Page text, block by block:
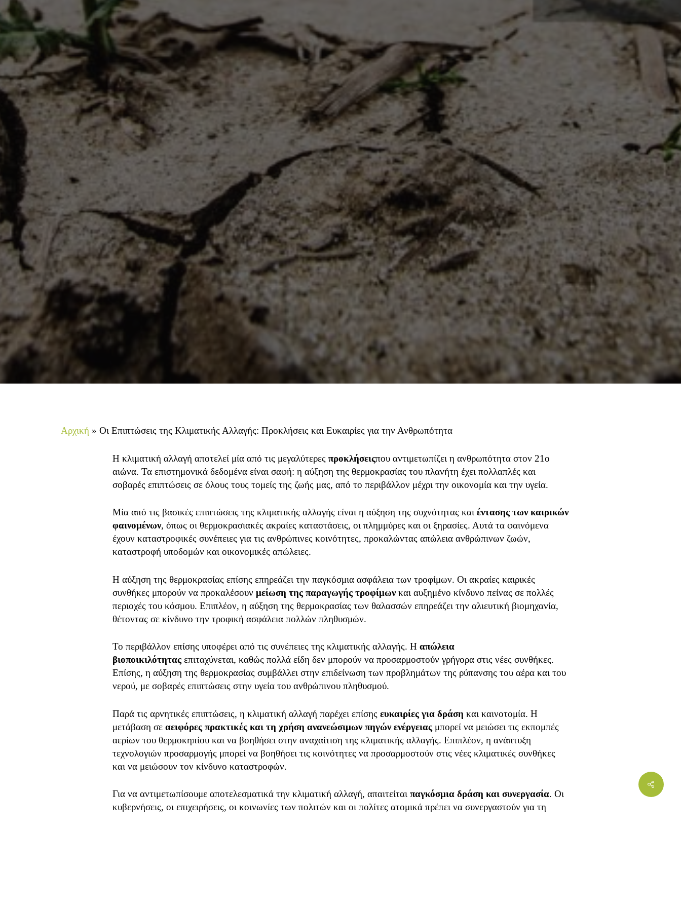
Αρχική » Οι Επιπτώσεις της Κλιματικής Αλλαγής: Προκλήσεις και Ευκαιρίες για την Ανθρωπότητα
Η κλιματική αλλαγή αποτελεί μία από τις μεγαλύτερες προκλήσειςπου αντιμετωπίζει η ανθρωπότητα στον 21ο
αιώνα. Τα επιστημονικά δεδομένα είναι σαφή: η αύξηση της θερμοκρασίας του πλανήτη έχει πολλαπλές και
σοβαρές επιπτώσεις σε όλους τους τομείς της ζωής μας, από το περιβάλλον μέχρι την οικονομία και την υγεία.
Μία από τις βασικές επιπτώσεις της κλιματικής αλλαγής είναι η αύξηση της συχνότητας και έντασης των καιρικών
φαινομένων, όπως οι θερμοκρασιακές ακραίες καταστάσεις, οι πλημμύρες και οι ξηρασίες. Αυτά τα φαινόμενα
έχουν καταστροφικές συνέπειες για τις ανθρώπινες κοινότητες, προκαλώντας απώλεια ανθρώπινων ζωών,
καταστροφή υποδομών και οικονομικές απώλειες.
Η αύξηση της θερμοκρασίας επίσης επηρεάζει την παγκόσμια ασφάλεια των τροφίμων. Οι ακραίες καιρικές
συνθήκες μπορούν να προκαλέσουν μείωση της παραγωγής τροφίμωνκαι αυξημένο κίνδυνο πείνας σε πολλές
περιοχές του κόσμου. Επιπλέον, η αύξηση της θερμοκρασίας των θαλασσών επηρεάζει την αλιευτική βιομηχανία,
θέτοντας σε κίνδυνο την τροφική ασφάλεια πολλών πληθυσμών.
Το περιβάλλον επίσης υποφέρει από τις συνέπειες της κλιματικής αλλαγής. Η απώλεια
βιοποικιλότητας επιταχύνεται, καθώς πολλά είδη δεν μπορούν να προσαρμοστούν γρήγορα στις νέες συνθήκες.
Επίσης, η αύξηση της θερμοκρασίας συμβάλλει στην επιδείνωση των προβλημάτων της ρύπανσης του αέρα και του
νερού, με σοβαρές επιπτώσεις στην υγεία του ανθρώπινου πληθυσμού.
Παρά τις αρνητικές επιπτώσεις, η κλιματική αλλαγή παρέχει επίσης ευκαιρίες για δράση και καινοτομία. Η
μετάβαση σε αειφόρες πρακτικές και τη χρήση ανανεώσιμων πηγών ενέργειας μπορεί να μειώσει τις εκπομπές
αερίων του θερμοκηπίου και να βοηθήσει στην αναχαίτιση της κλιματικής αλλαγής. Επιπλέον, η ανάπτυξη
τεχνολογιών προσαρμογής μπορεί να βοηθήσει τις κοινότητες να προσαρμοστούν στις νέες κλιματικές συνθήκες
και να μειώσουν τον κίνδυνο καταστροφών.
Για να αντιμετωπίσουμε αποτελεσματικά την κλιματική αλλαγή, απαιτείται παγκόσμια δράση και συνεργασία. Οι
κυβερνήσεις, οι επιχειρήσεις, οι κοινωνίες των πολιτών και οι πολίτες ατομικά πρέπει να συνεργαστούν για τη
Share